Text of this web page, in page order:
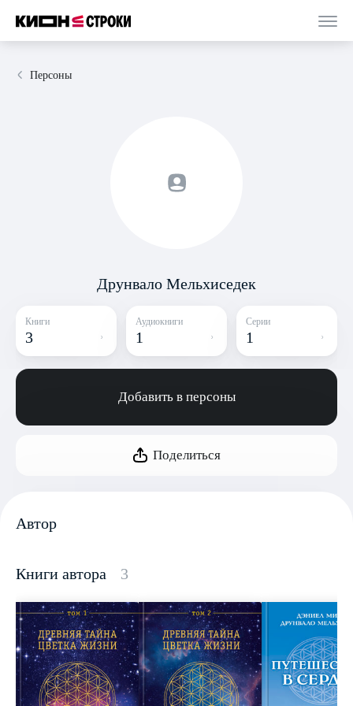
Персоны
Друнвало Мельхиседек
Книги
3
Аудиокниги
1
Серии
1
Добавить в персоны
Поделиться
Автор
Книги автора 3